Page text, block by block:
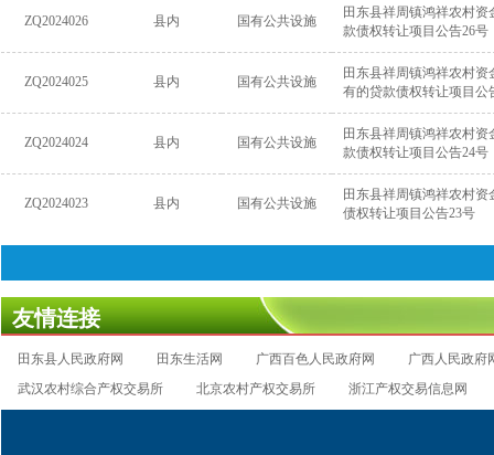
ZQ2024026 县内 国有公共设施
田东县祥周镇鸿祥农村
款债权转让项目公告26号
ZQ2024025 县内 国有公共设施
田东县祥周镇鸿祥农村
有的贷款债权转让项目公
ZQ2024024 县内 国有公共设施
田东县祥周镇鸿祥农村
款债权转让项目公告24号
ZQ2024023 县内 国有公共设施
田东县祥周镇鸿祥农村
债权转让项目公告23号
友情连接
田东县人民政府网 田东生活网 广西百色人民政府网
广西人民政府
武汉农村综合产权交易所
北京农村产权交易所 浙江产权交易信息网